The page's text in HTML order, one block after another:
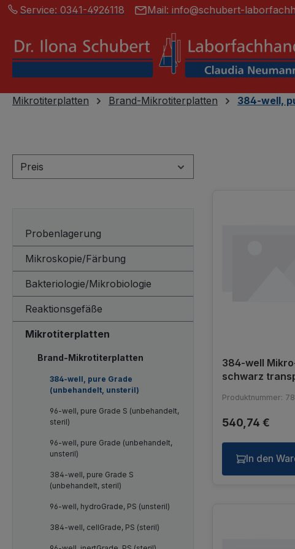
Zur Hauptnavigation springen
Service: 0341-4926118 Mail: info@schubert-
Mikrotiterplatten Brand-Mikrotiterplatten 384-well,
Preis
Probenlagerung
Mikroskopie/Färbung
Bakteriologie/Mikrobiologie
Reaktionsgefäße
Mikrotiterplatten
Brand-Mikrotiterplatten
384-well, pure Grade
(unbehandelt, unsteril)
96-well, pure Grade S (unbehandelt,
steril)
96-well, pure Grade (unbehandelt,
unsteril)
384-well, pure Grade S
(unbehandelt, steril)
96-well, hydroGrade, PS (unsteril)
384-well, cellGrade, PS (steril)
384-well
schwarz
Produktnummer:
540,74 €
In den